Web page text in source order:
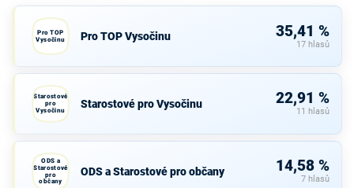
Pro TOP
Vysočinu
Pro TOP Vysočinu 35,41 %
17 hlasů
Starostové
pro
Vysočinu
Starostové pro Vysočinu 22,91 %
11 hlasů
ODS a
Starostové
pro
občany
ODS a Starostové pro občany 14,58 %
7 hlasů